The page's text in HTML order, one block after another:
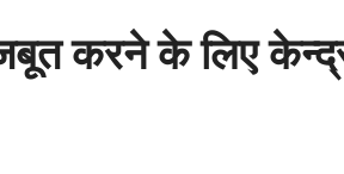
करने के लिए केन्द्र